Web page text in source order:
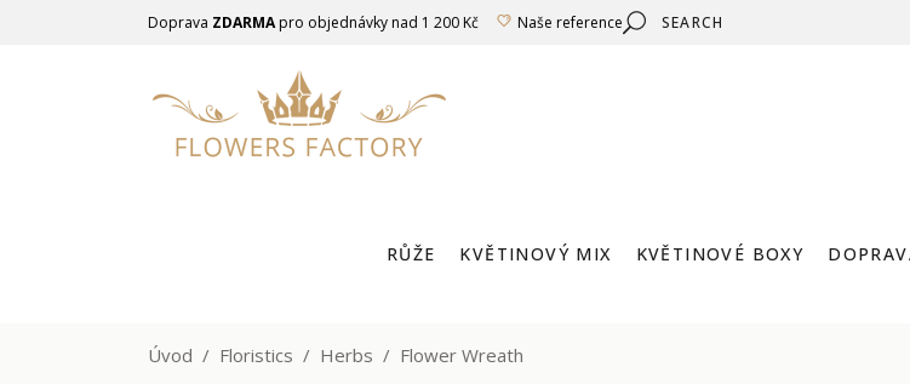
Doprava ZDARMApro objednávky nad 1 200 Kč Naše reference Search
RŮŽE KVĚTINOVÝ MIX KVĚTINOVÉ BOXY
Úvod / Floristics / Herbs / Flower Wreath